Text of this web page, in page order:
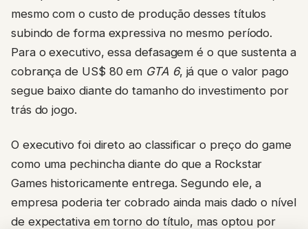
mesmo com o custo de produção desses títulos
subindo de forma expressiva no mesmo período.
Para o executivo, essa defasagem é o que sustenta a
cobrança de US$ 80 em GTA 6, já que o valor pago
segue baixo diante do tamanho do investimento por
trás do jogo.
O executivo foi direto ao classificar o preço do game
como uma pechincha diante do que a Rockstar
Games historicamente entrega. Segundo ele, a
empresa poderia ter cobrado ainda mais dado o nível
de expectativa em torno do título, mas optou por